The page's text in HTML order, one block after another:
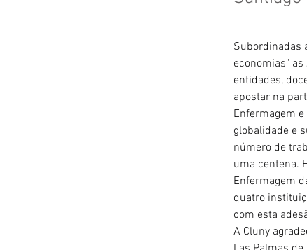
Subordinadas
economias"
entidades,
apostar na
Enfermagem
globalidade e
número de
uma centena.
Enfermagem
quatro
com esta
A Cluny